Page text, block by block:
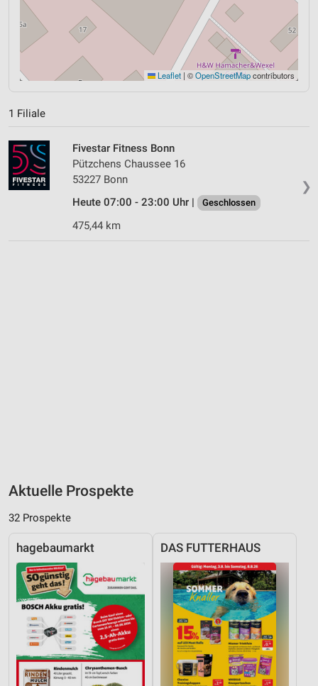
Leaflet | ©OpenStreetMapcontributors
1 Filiale
❯
Fivestar Fitness Bonn
Pützchens Chaussee 16
53227 Bonn
Heute 07:00 - 23:00 Uhr |
Geschlossen
475,44 km
Aktuelle Prospekte
32 Prospekte
hagebaumarkt DAS FUTTERHAUS